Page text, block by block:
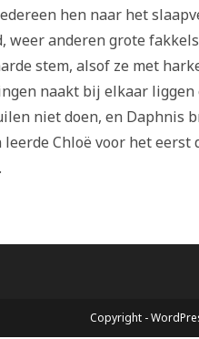
hen naar het
anderen grote
stem, alsof ze met
naakt bij elkaar liggen
niet doen, en Daphnis
Chloë voor het eerst
Copyright -